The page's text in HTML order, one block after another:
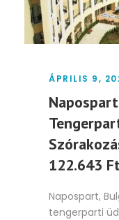
ÁPRILIS 9,
122.643
Napospart,
tengerparti